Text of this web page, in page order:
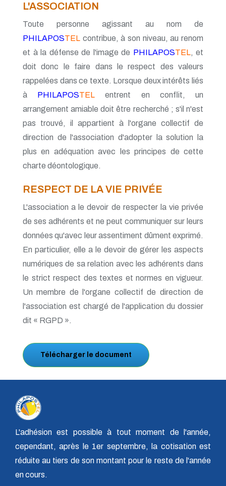
L'ASSOCIATION
Toute personne agissant au nom de
PHILAPOSTEL contribue, à son niveau, au renom
et à la défense de l'image de PHILAPOSTEL, et
doit donc le faire dans le respect des valeurs
rappelées dans ce texte. Lorsque deux intérêts liés
à PHILAPOSTEL entrent en conflit, un
arrangement amiable doit être recherché ; s'il n'est
pas trouvé, il appartient à l'organe collectif de
direction de l'association d'adopter la solution la
plus en adéquation avec les principes de cette
charte déontologique.
RESPECT DE LA VIE PRIVÉE
L'association a le devoir de respecter la vie privée
de ses adhérents et ne peut communiquer sur leurs
données qu'avec leur assentiment dûment exprimé.
En particulier, elle a le devoir de gérer les aspects
numériques de sa relation avec les adhérents dans
le strict respect des textes et normes en vigueur.
Un membre de l'organe collectif de direction de
l'association est chargé de l'application du dossier
dit « RGPD ».
Télécharger le document
L'adhésion est possible à tout moment de l'année,
cependant, après le 1er septembre, la cotisation est
réduite au tiers de son montant pour le reste de l'année
en cours.